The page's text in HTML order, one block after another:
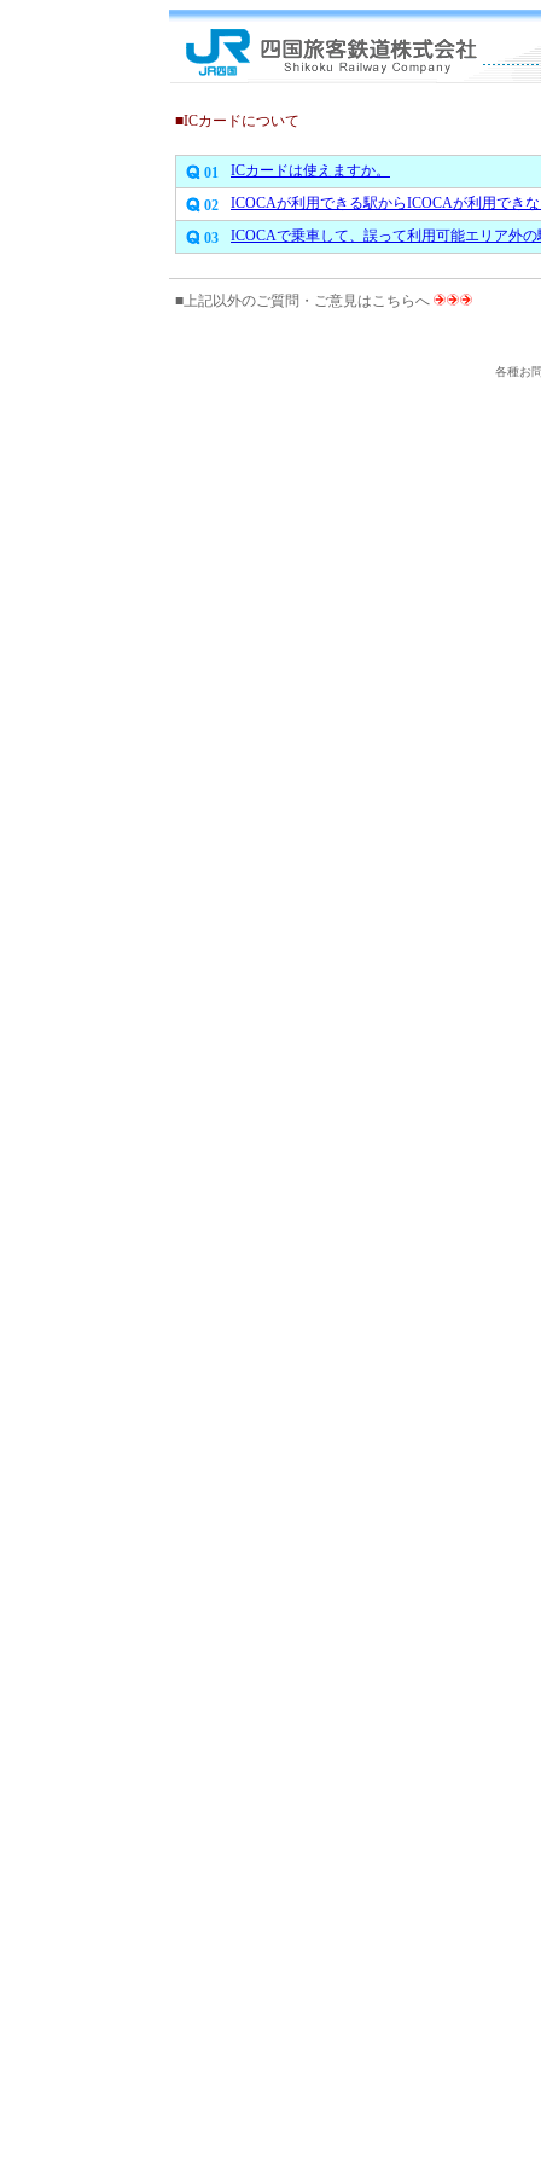
■ICカードについて
01 ICカードは使えますか。
02 ICOCAが利用できる駅からICOCAが利用でき
03 ICOCAで乗車して、誤って利用可能エリア外
■上記以外のご質問・ご意見はこちらへ
各種お